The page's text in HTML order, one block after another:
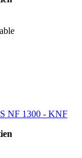
NF 1300 - KNF